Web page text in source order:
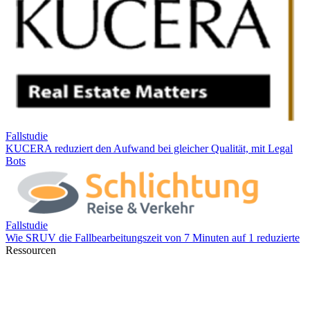
Ressourcen